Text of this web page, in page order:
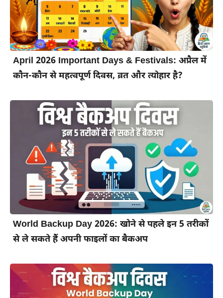
April 2026 Important Days & Festivals: अप्रैल में
कौन-कौन से महत्वपूर्ण दिवस, व्रत और त्योहार है?
World Backup Day 2026: खोने से पहले इन 5 तरीकों
से ले सकते हैं अपनी फाइलों का बैकअप